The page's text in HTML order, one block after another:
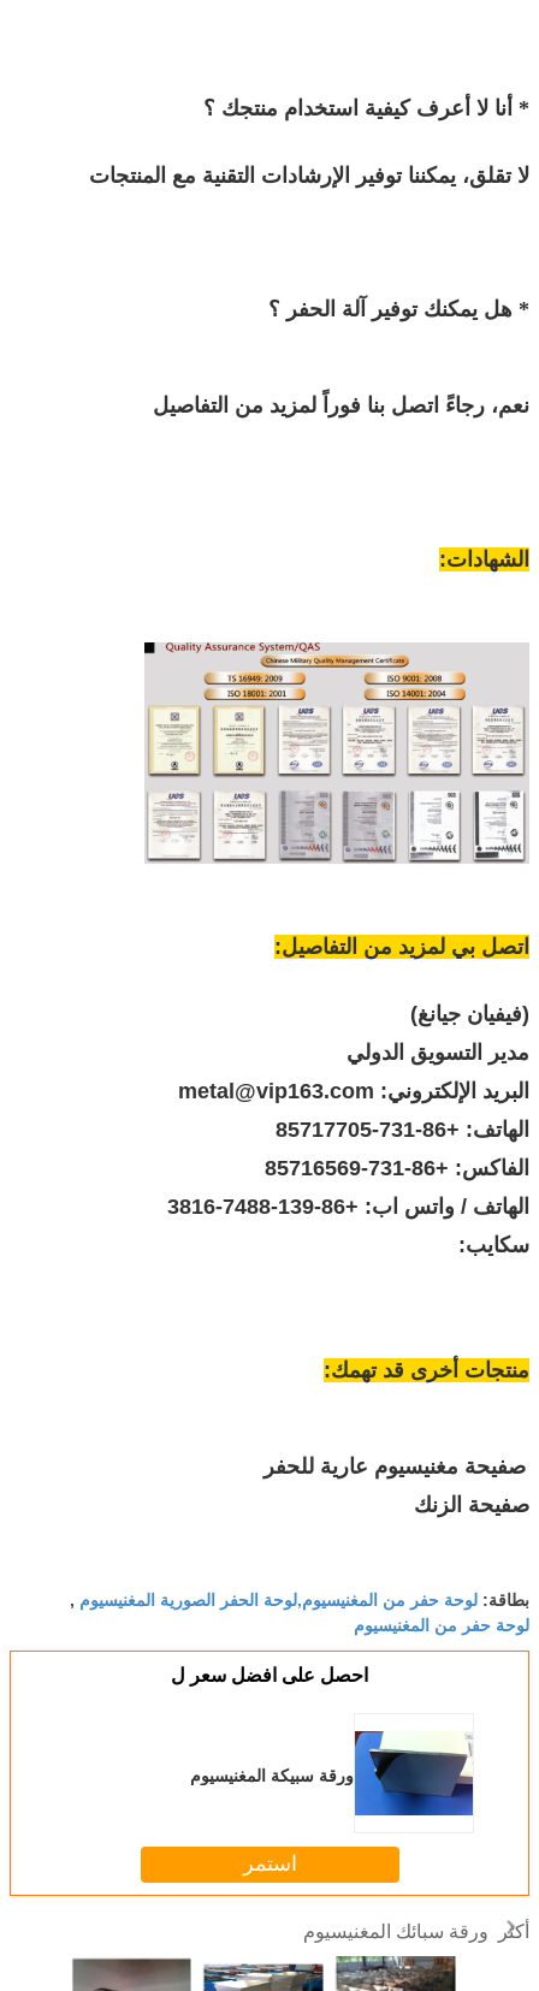
* أنا لا أعرف كيفية استخدام منتجك ؟
لا تقلق، يمكننا توفير الإرشادات التقنية مع المنتجات
* هل يمكنك توفير آلة الحفر ؟
نعم، رجاءً اتصل بنا فوراً لمزيد من التفاصيل
الشهادات:
اتصل بي لمزيد من التفاصيل:
(فيفيان جيانغ)
مدير التسويق الدولي
البريد الإلكتروني: metal@vip163.com
الهاتف: +86-731-85717705
الفاكس: +86-731-85716569
الهاتف / واتس اب: +86-139-7488-3816
سكايب:
منتجات أخرى قد تهمك:
صفيحة مغنيسيوم عارية للحفر
صفيحة الزنك
بطاقة: لوحة حفر من المغنيسيوم,لوحة الحفر الصورية المغنيسيوم ,
لوحة حفر من المغنيسيوم
احصل على افضل سعر ل
ورقة سبيكة المغنيسيوم
استمر
أكثر ورقة سبائك المغنيسيوم